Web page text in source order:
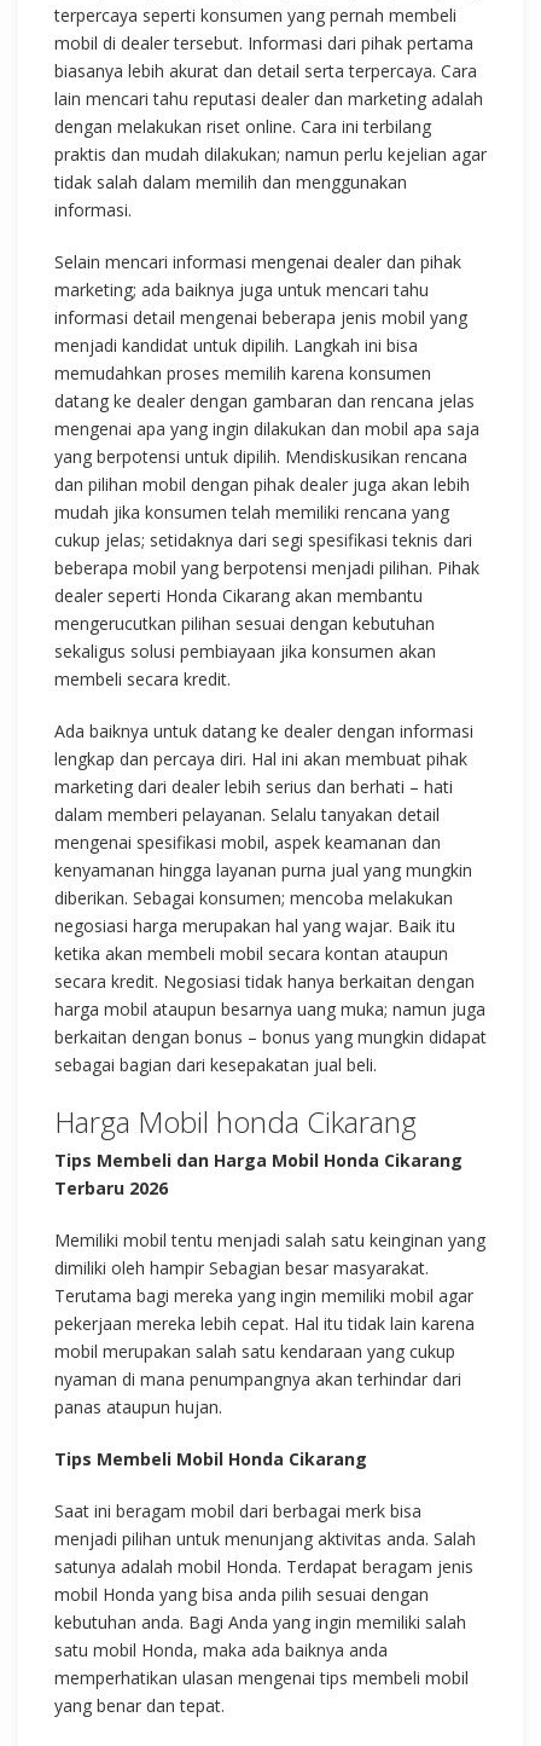
terpercaya seperti konsumen yang pernah membeli
mobil di dealer tersebut. Informasi dari pihak pertama
biasanya lebih akurat dan detail serta terpercaya. Cara
lain mencari tahu reputasi dealer dan marketing adalah
dengan melakukan riset online. Cara ini terbilang
praktis dan mudah dilakukan; namun perlu kejelian agar
tidak salah dalam memilih dan menggunakan
informasi.
Selain mencari informasi mengenai dealer dan pihak
marketing; ada baiknya juga untuk mencari tahu
informasi detail mengenai beberapa jenis mobil yang
menjadi kandidat untuk dipilih. Langkah ini bisa
memudahkan proses memilih karena konsumen
datang ke dealer dengan gambaran dan rencana jelas
mengenai apa yang ingin dilakukan dan mobil apa saja
yang berpotensi untuk dipilih. Mendiskusikan rencana
dan pilihan mobil dengan pihak dealer juga akan lebih
mudah jika konsumen telah memiliki rencana yang
cukup jelas; setidaknya dari segi spesifikasi teknis dari
beberapa mobil yang berpotensi menjadi pilihan. Pihak
dealer seperti Honda Cikarang akan membantu
mengerucutkan pilihan sesuai dengan kebutuhan
sekaligus solusi pembiayaan jika konsumen akan
membeli secara kredit.
Ada baiknya untuk datang ke dealer dengan informasi
lengkap dan percaya diri. Hal ini akan membuat pihak
marketing dari dealer lebih serius dan berhati – hati
dalam memberi pelayanan. Selalu tanyakan detail
mengenai spesifikasi mobil, aspek keamanan dan
kenyamanan hingga layanan purna jual yang mungkin
diberikan. Sebagai konsumen; mencoba melakukan
negosiasi harga merupakan hal yang wajar. Baik itu
ketika akan membeli mobil secara kontan ataupun
secara kredit. Negosiasi tidak hanya berkaitan dengan
harga mobil ataupun besarnya uang muka; namun juga
berkaitan dengan bonus – bonus yang mungkin didapat
sebagai bagian dari kesepakatan jual beli.
Harga Mobil honda Cikarang
Tips Membeli dan Harga Mobil Honda Cikarang
Terbaru 2026
Memiliki mobil tentu menjadi salah satu keinginan yang
dimiliki oleh hampir Sebagian besar masyarakat.
Terutama bagi mereka yang ingin memiliki mobil agar
pekerjaan mereka lebih cepat. Hal itu tidak lain karena
mobil merupakan salah satu kendaraan yang cukup
nyaman di mana penumpangnya akan terhindar dari
panas ataupun hujan.
Tips Membeli Mobil Honda Cikarang
Saat ini beragam mobil dari berbagai merk bisa
menjadi pilihan untuk menunjang aktivitas anda. Salah
satunya adalah mobil Honda. Terdapat beragam jenis
mobil Honda yang bisa anda pilih sesuai dengan
kebutuhan anda. Bagi Anda yang ingin memiliki salah
satu mobil Honda, maka ada baiknya anda
memperhatikan ulasan mengenai tips membeli mobil
yang benar dan tepat.